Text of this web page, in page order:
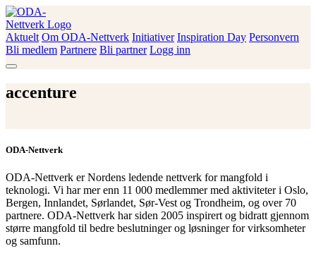
Skip
to
content
ODA-Nettverk
Aktuelt Om ODA-Nettverk Initiativer Inspiration Day Personvern
Bli medlem Partnere Bli partner Logg inn
accenture
ODA-Nettverk
ODA-Nettverk er Nordens ledende nettverk for mangfold i
teknologi. Vi har mer enn 11 000 medlemmer med aktiviteter i Oslo,
Bergen, Innlandet, Sørlandet, Sør-Vest og Trondheim, og over 70
partnere. ODA-Nettverk har siden 2005 inspirert og bidratt gjennom
større mangfold til bedre beslutninger og løsninger for virksomheter
og samfunn.